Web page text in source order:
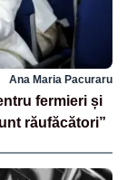
Ana Maria Pacuraru
fermieri și
răufăcători”